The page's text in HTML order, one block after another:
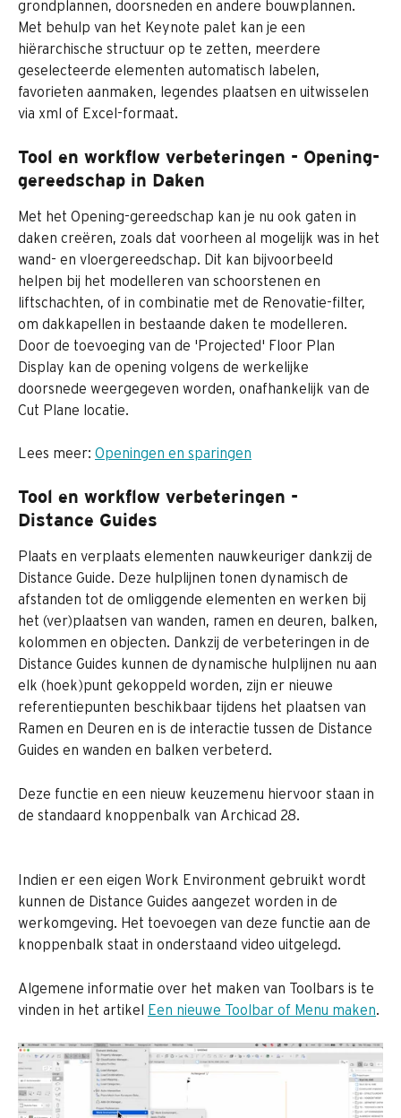
grondplannen, doorsneden en andere bouwplannen.
Met behulp van het Keynote palet kan je een
hiërarchische structuur op te zetten, meerdere
geselecteerde elementen automatisch labelen,
favorieten aanmaken, legendes plaatsen en uitwisselen
via xml of Excel-formaat.
Tool en workflow verbeteringen - Opening-
gereedschap in Daken
Met het Opening-gereedschap kan je nu ook gaten in
daken creëren, zoals dat voorheen al mogelijk was in het
wand- en vloergereedschap. Dit kan bijvoorbeeld
helpen bij het modelleren van schoorstenen en
liftschachten, of in combinatie met de Renovatie-filter,
om dakkapellen in bestaande daken te modelleren.
Door de toevoeging van de 'Projected' Floor Plan
Display kan de opening volgens de werkelijke
doorsnede weergegeven worden, onafhankelijk van de
Cut Plane locatie.
Lees meer: Openingen en sparingen
Tool en workflow verbeteringen -
Distance Guides
Plaats en verplaats elementen nauwkeuriger dankzij de
Distance Guide. Deze hulplijnen tonen dynamisch de
afstanden tot de omliggende elementen en werken bij
het (ver)plaatsen van wanden, ramen en deuren, balken,
kolommen en objecten. Dankzij de verbeteringen in de
Distance Guides kunnen de dynamische hulplijnen nu aan
elk (hoek)punt gekoppeld worden, zijn er nieuwe
referentiepunten beschikbaar tijdens het plaatsen van
Ramen en Deuren en is de interactie tussen de Distance
Guides en wanden en balken verbeterd.
Deze functie en een nieuw keuzemenu hiervoor staan in
de standaard knoppenbalk van Archicad 28.
Indien er een eigen Work Environment gebruikt wordt
kunnen de Distance Guides aangezet worden in de
werkomgeving. Het toevoegen van deze functie aan de
knoppenbalk staat in onderstaand video uitgelegd.
Algemene informatie over het maken van Toolbars is te
vinden in het artikel Een nieuwe Toolbar of Menu maken.